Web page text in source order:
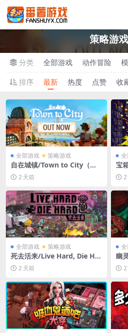
策略游戏
分类 全部游戏 动作冒险
排序
最新 热度 点赞 收
全部游戏 策略游戏
自在城镇/Town to City（更
新v1.0.4）
2 天前
宝
全部游戏 策略游戏
死去活来/Live Hard, Die Har
d 2 天前
幽